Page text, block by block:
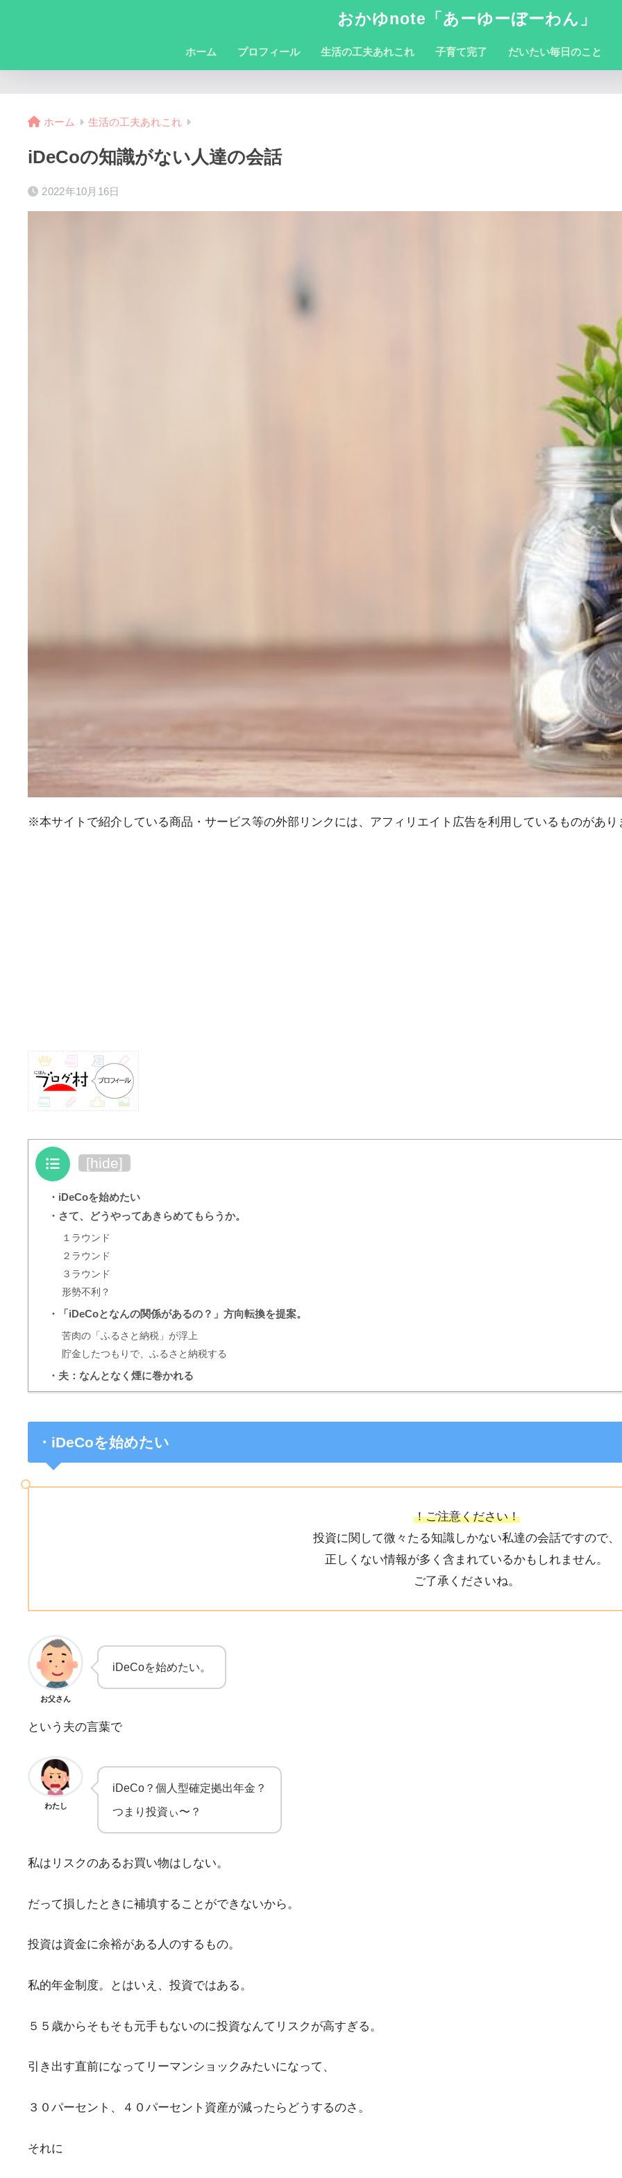
おかゆnote「あーゆーぼーわん」
ホーム プロフィール 生活の工夫あれこれ 子育て完了 だいたい毎日のこと
ホーム 生活の工夫あれこれ
iDeCoの知識がない人達の会話
2022年10月16日
※本サイトで紹介している商品・サービス等の外部リンクには、アフィリエイト広告を利用しているものがあり
目次 [hide]
・iDeCoを始めたい
・さて、どうやってあきらめてもらうか。
１ラウンド
２ラウンド
３ラウンド
形勢不利？
・「iDeCoとなんの関係があるの？」方向転換を提案。
苦肉の「ふるさと納税」が浮上
貯金したつもりで、ふるさと納税する
・夫：なんとなく煙に巻かれる
・ iDeCoを始めたい
！ご注意ください！
投資に関して微々たる知識しかない私達の会話ですので、
正しくない情報が多く含まれているかもしれません。
ご了承くださいね。
お父さん
iDeCoを始めたい。
という夫の言葉で
わたし
iDeCo？個人型確定拠出年金？
つまり投資ぃ〜？
私はリスクのあるお買い物はしない。
だって損したときに補填することができないから。
投資は資金に余裕がある人のするもの。
私的年金制度。とはいえ、投資ではある。
５５歳からそもそも元手もないのに投資なんてリスクが高すぎる。
引き出す直前になってリーマンショックみたいになって、
３０パーセント、４０パーセント資産が減ったらどうするのさ。
それに